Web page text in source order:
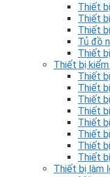
Thiết
Thiết
Thiết
Tủ đồ
Thiết
Thiết bị
Thiết
Thiết
Thiết
Thiết
Thiết
Thiết
Thiết
Thiết
Thiết bị làm